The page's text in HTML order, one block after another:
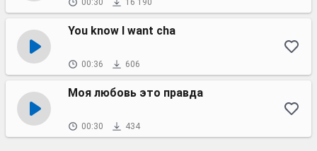
00:30 16 190
You know I want cha
00:36 606
Моя любовь это правда
00:30 434